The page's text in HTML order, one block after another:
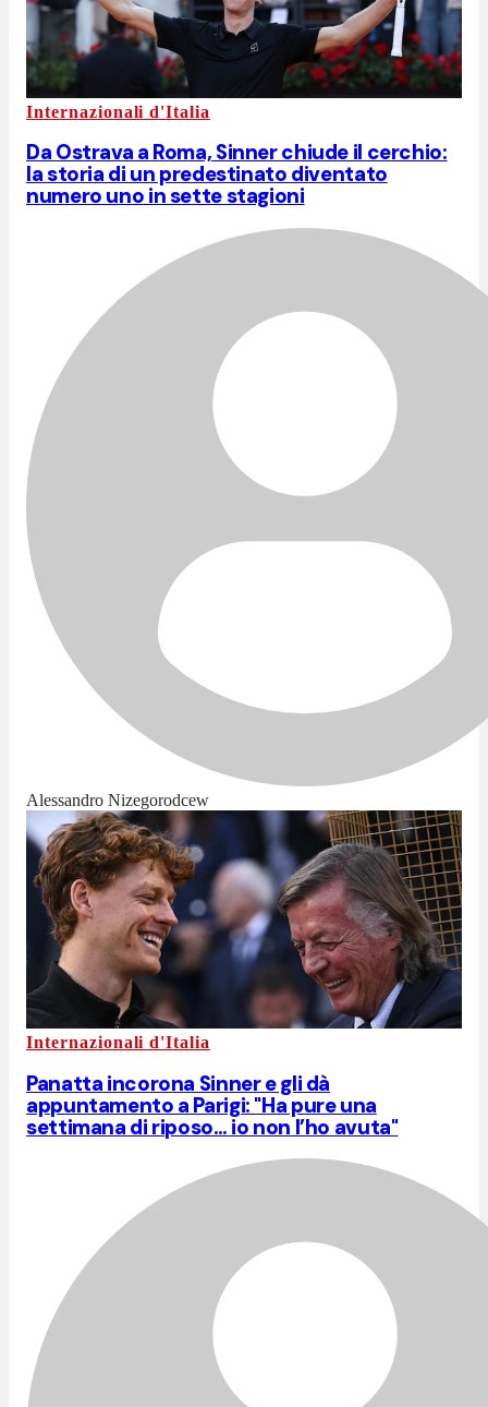
Internazionali d'Italia
Da Ostrava a Roma, Sinner chiude il cerchio:
la storia di un predestinato diventato
numero uno in sette stagioni
Alessandro Nizegorodcew
Internazionali d'Italia
Panatta incorona Sinner e gli dà
appuntamento a Parigi: "Ha pure una
settimana di riposo… io non l’ho avuta"